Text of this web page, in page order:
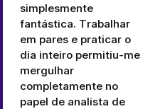
simplesmente
fantástica. Trabalhar
em pares e praticar o
dia inteiro permitiu-me
mergulhar
completamente no
papel de analista de